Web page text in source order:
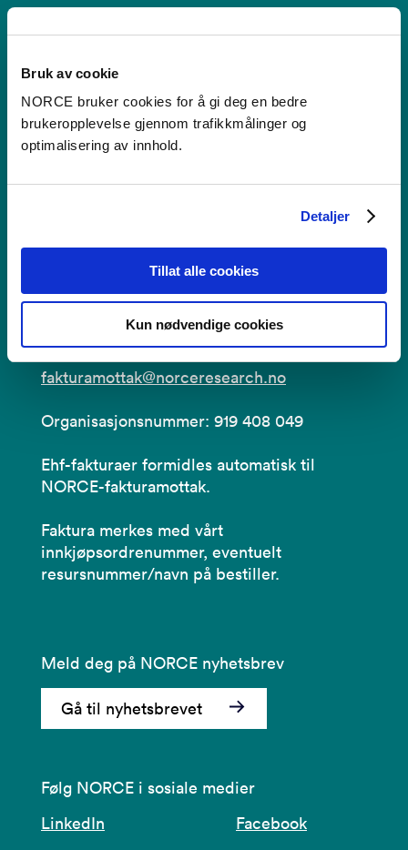
Bruk av cookie
NORCE bruker cookies for å gi deg en bedre
brukeropplevelse gjennom trafikkmålinger og
optimalisering av innhold.
Detaljer
Tillat alle cookies
Kun nødvendige cookies
Bruk av informasjonskapsler
Personvern i NORCE
NORCE Research AS
Postboks 22,
5838 Bergen
fakturamottak@norceresearch.no
Organisasjonsnummer: 919 408 049
Ehf-fakturaer formidles automatisk til
NORCE-fakturamottak.
Faktura merkes med vårt
innkjøpsordrenummer, eventuelt
resursnummer/navn på bestiller.
Meld deg på NORCE nyhetsbrev
Gå til nyhetsbrevet
Følg NORCE i sosiale medier
LinkedIn
Facebook